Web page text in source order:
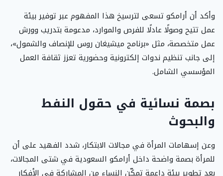
وأكد أن أرامكو تسعى لترسيخ هذا المفهوم عبر توفير بيئة
عمل تتيح وصولًا عادلًا للفرص والموارد، مدعومة بتدريب وورش
عمل متخصصة، مثل «برنامج ميشيغان روس للإنصاف والشمول»،
إلى جانب تنظيم ندوات إلكترونية وحضورية تعزز ثقافة العمل
المؤسسي الشامل.
بصمة نسائية في حقول النفط
والبحوث
وعن إسهامات المرأة في مجالات الابتكار، شدد الفهيد على أن
للمرأة بصمة واضحة داخل أرامكو السعودية في شتى المجالات،
بعد تطوير بيئة داعمة تمكّن النساء من المشاركة في الأفكار